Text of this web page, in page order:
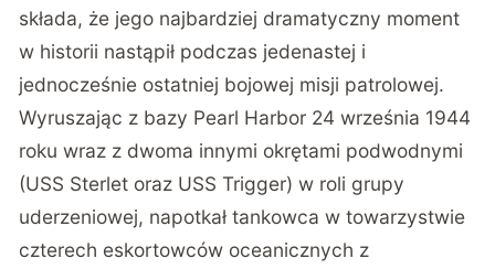
składa, że jego najbardziej dramatyczny moment
w historii nastąpił podczas jedenastej i
jednocześnie ostatniej bojowej misji patrolowej.
Wyruszając z bazy Pearl Harbor 24 września 1944
roku wraz z dwoma innymi okrętami podwodnymi
(USS Sterlet oraz USS Trigger) w roli grupy
uderzeniowej, napotkał tankowca w towarzystwie
czterech eskortowców oceanicznych z